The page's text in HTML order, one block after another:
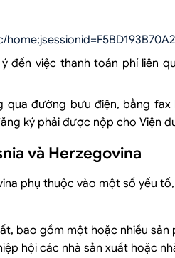
việc thanh toán phí liên
đường bưu điện, bằng fax
ký phải được nộp cho Viện
và Herzegovina
phụ thuộc vào một số yếu
bao gồm một hoặc nhiều sản
hội các nhà sản xuất hoặc